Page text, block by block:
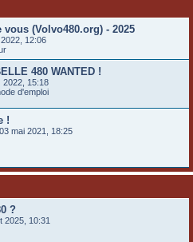
(Volvo480.org) - 2025
12:06
480 WANTED !
2022, 15:18
d'emploi
!
mai 2021, 18:25
?
2025, 10:31